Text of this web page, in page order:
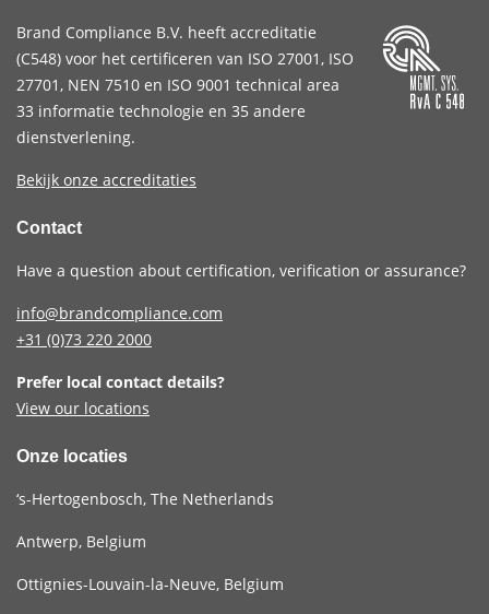
Brand Compliance B.V. heeft accreditatie
(C548) voor het certificeren van ISO 27001, ISO
27701, NEN 7510 en ISO 9001 technical area
33 informatie technologie en 35 andere
dienstverlening.
Bekijk onze accreditaties
Contact
Have a question about certification, verification or assurance?
info@brandcompliance.com
+31 (0)73 220 2000
Prefer local contact details?
View our locations
Onze locaties
‘s-Hertogenbosch, The Netherlands
Antwerp, Belgium
Ottignies-Louvain-la-Neuve, Belgium